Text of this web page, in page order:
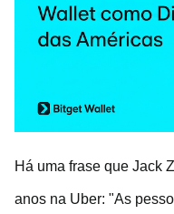
Há uma frase que Jack
anos na Uber: "As